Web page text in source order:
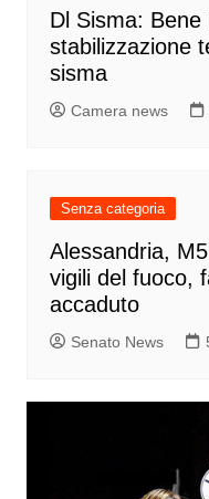
Dl Sisma:
stabilizzazione
sisma
Camera news
Senza categoria
Alessandria,
vigili del fuoco,
accaduto
Senato News